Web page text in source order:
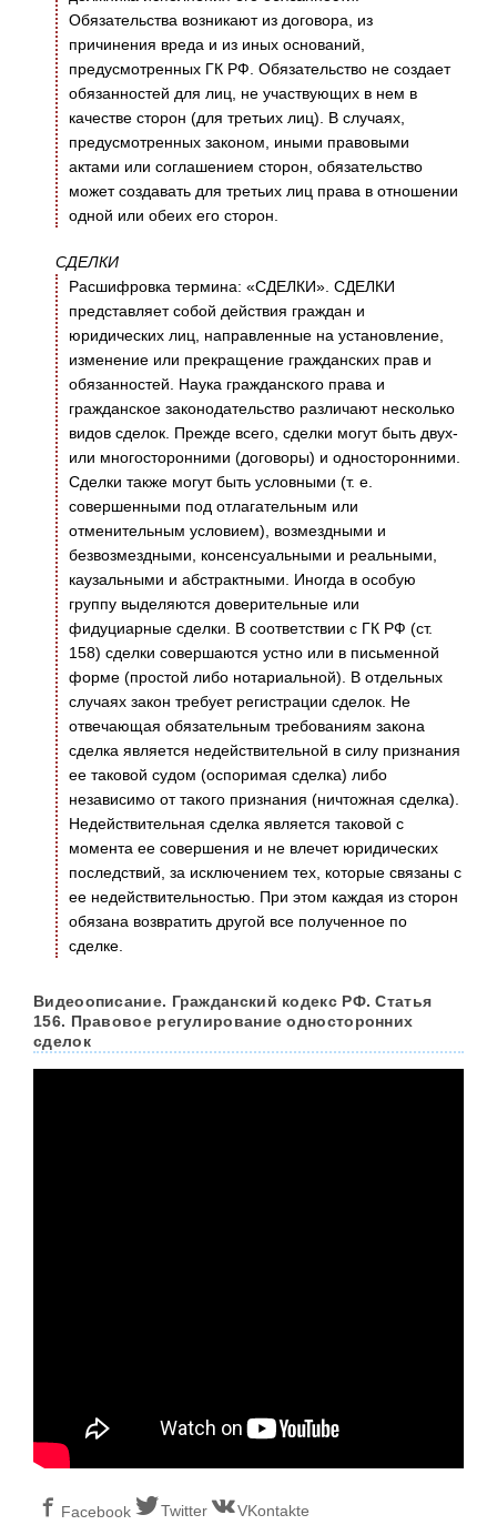
Обязательства возникают из договора, из
причинения вреда и из иных оснований,
предусмотренных ГК РФ. Обязательство не создает
обязанностей для лиц, не участвующих в нем в
качестве сторон (для третьих лиц). В случаях,
предусмотренных законом, иными правовыми
актами или соглашением сторон, обязательство
может создавать для третьих лиц права в отношении
одной или обеих его сторон.
СДЕЛКИ
Расшифровка термина: «СДЕЛКИ». СДЕЛКИ
представляет собой действия граждан и
юридических лиц, направленные на установление,
изменение или прекращение гражданских прав и
обязанностей. Наука гражданского права и
гражданское законодательство различают несколько
видов сделок. Прежде всего, сделки могут быть двух-
или многосторонними (договоры) и односторонними.
Сделки также могут быть условными (т. е.
совершенными под отлагательным или
отменительным условием), возмездными и
безвозмездными, консенсуальными и реальными,
каузальными и абстрактными. Иногда в особую
группу выделяются доверительные или
фидуциарные сделки. В соответствии с ГК РФ (ст.
158) сделки совершаются устно или в письменной
форме (простой либо нотариальной). В отдельных
случаях закон требует регистрации сделок. Не
отвечающая обязательным требованиям закона
сделка является недействительной в силу признания
ее таковой судом (оспоримая сделка) либо
независимо от такого признания (ничтожная сделка).
Недействительная сделка является таковой с
момента ее совершения и не влечет юридических
последствий, за исключением тех, которые связаны с
ее недействительностью. При этом каждая из сторон
обязана возвратить другой все полученное по
сделке.
Видеоописание. Гражданский кодекс РФ. Статья
156. Правовое регулирование односторонних
сделок
Facebook Twitter VKontakte